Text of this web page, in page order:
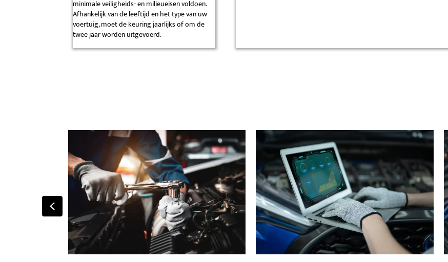
minimale veiligheids- en milieueisen voldoen.
Afhankelijk van de leeftijd en het type van uw
voertuig, moet de keuring jaarlijks of om de
twee jaar worden uitgevoerd.
Previous